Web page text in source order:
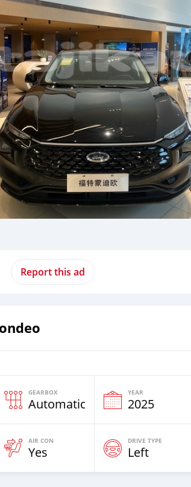
Report this ad
GEARBOX
Automatic
YEAR
2025
AIR CON
Yes
DRIVE TYPE
Left